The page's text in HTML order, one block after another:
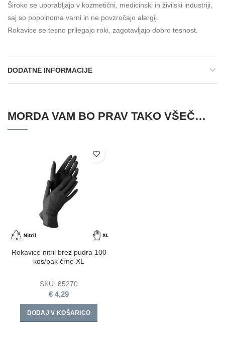
Široko se uporabljajo v kozmetični, medicinski in živilski industriji,
saj so popolnoma varni in ne povzročajo alergij.
Rokavice se tesno prilegajo roki, zagotavljajo dobro tesnost.
DODATNE INFORMACIJE
MORDA VAM BO PRAV TAKO VŠEČ…
Rokavice nitril brez pudra 100
kos/pak črne XL
SKU: 85270
€ 4,29
DODAJ V KOŠARICO